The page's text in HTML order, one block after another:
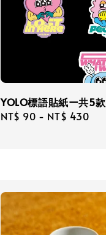
YOLO標語貼紙ー共5款
Regular
NT$ 90 - NT$ 430